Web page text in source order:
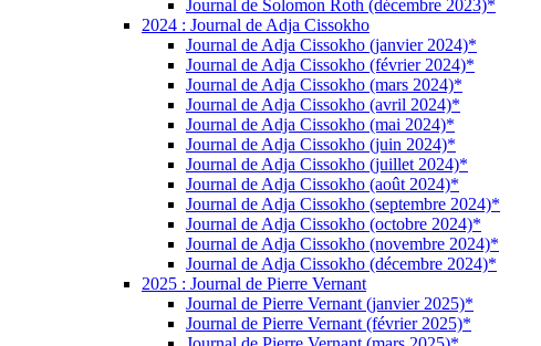
Journal de Solomon Roth (décembre 2023)*
2024 : Journal de Adja Cissokho
Journal de Adja Cissokho (janvier 2024)*
Journal de Adja Cissokho (février 2024)*
Journal de Adja Cissokho (mars 2024)*
Journal de Adja Cissokho (avril 2024)*
Journal de Adja Cissokho (mai 2024)*
Journal de Adja Cissokho (juin 2024)*
Journal de Adja Cissokho (juillet 2024)*
Journal de Adja Cissokho (août 2024)*
Journal de Adja Cissokho (septembre 2024)*
Journal de Adja Cissokho (octobre 2024)*
Journal de Adja Cissokho (novembre 2024)*
Journal de Adja Cissokho (décembre 2024)*
2025 : Journal de Pierre Vernant
Journal de Pierre Vernant (janvier 2025)*
Journal de Pierre Vernant (février 2025)*